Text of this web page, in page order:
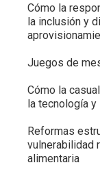
Cómo la
la inclusión y
Juegos de
Cómo la
la tecnología y
Reformas
vulnerabilidad
alimentaria